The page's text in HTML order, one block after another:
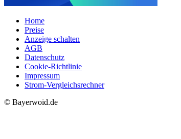
Home
Preise
Anzeige schalten
AGB
Datenschutz
Cookie-Richtlinie
Impressum
Strom-Vergleichsrechner
© Bayerwoid.de